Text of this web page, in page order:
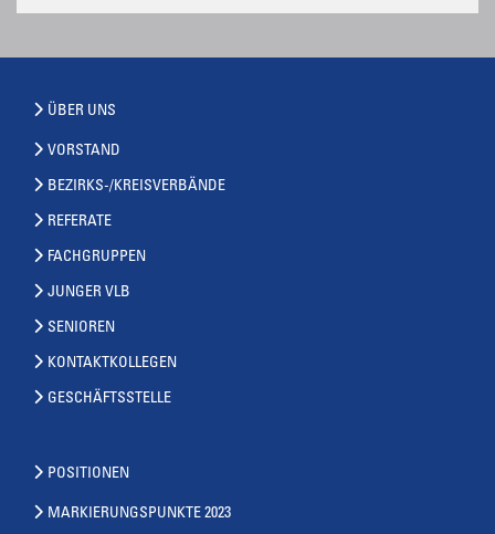
ÜBER UNS
VORSTAND
BEZIRKS-/KREISVERBÄNDE
REFERATE
FACHGRUPPEN
JUNGER VLB
SENIOREN
KONTAKTKOLLEGEN
GESCHÄFTSSTELLE
POSITIONEN
MARKIERUNGSPUNKTE 2023